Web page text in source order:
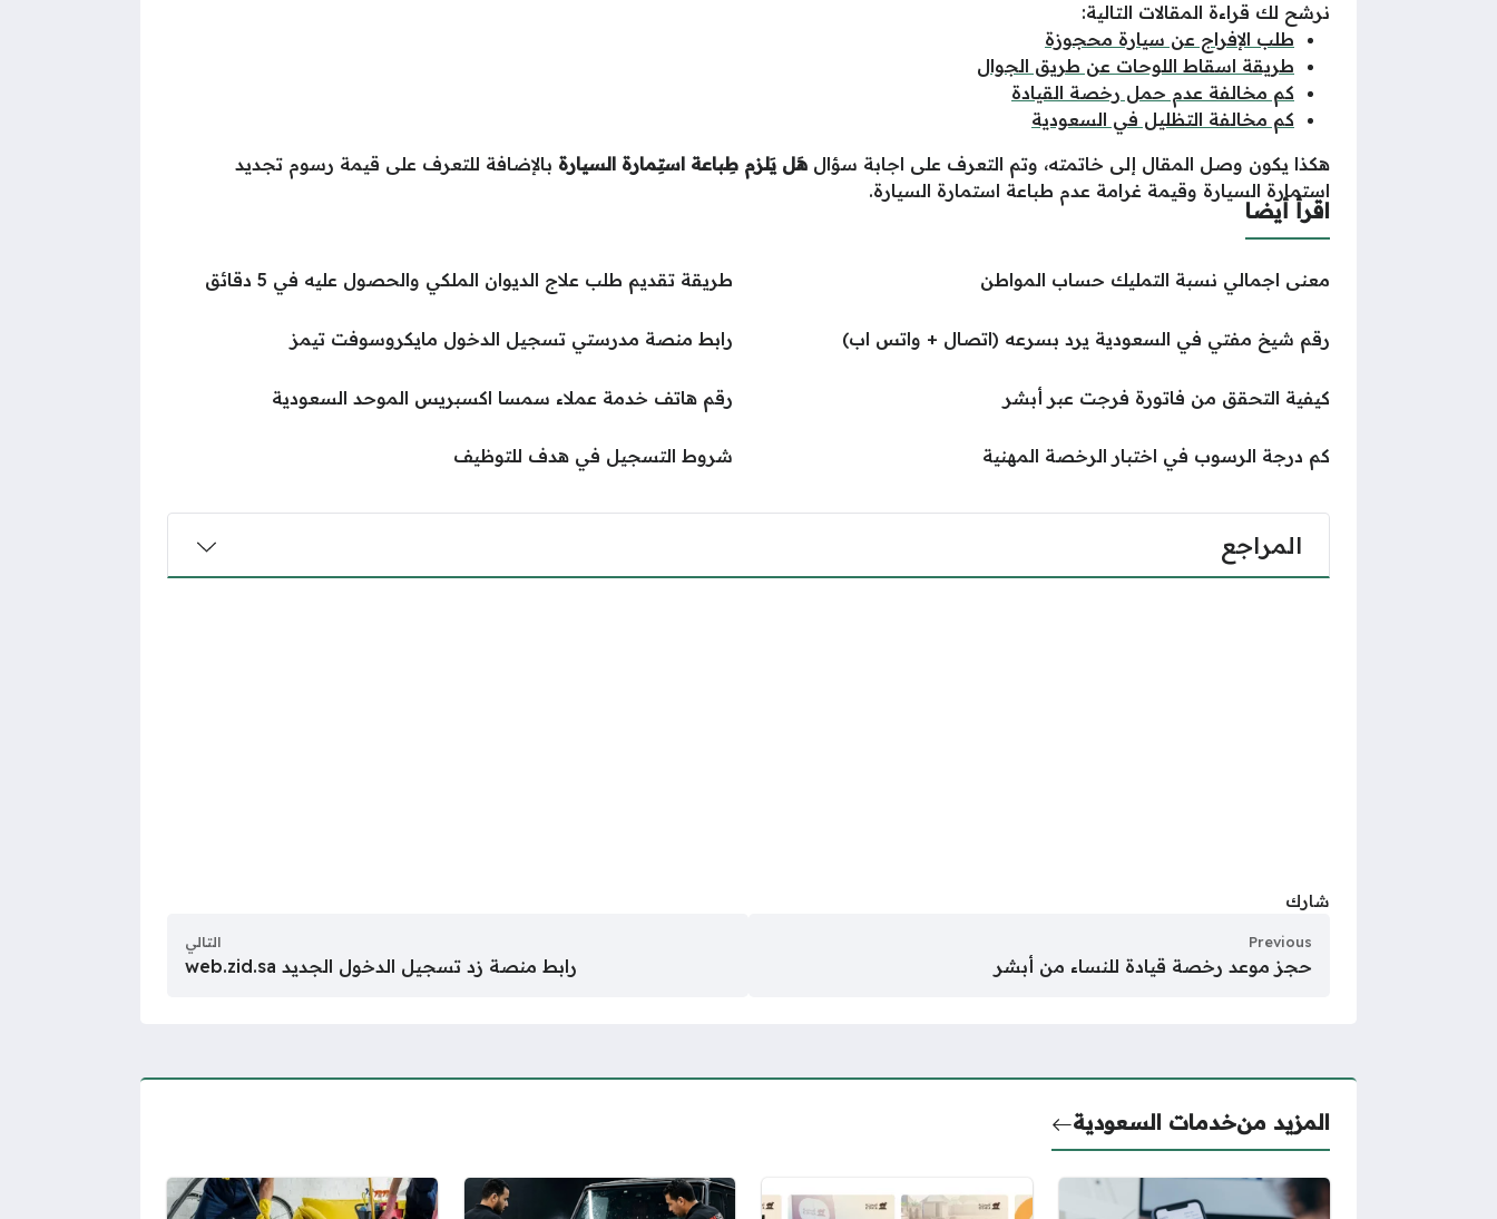
نرشح لك قراءة المقالات التالية:
طلب الإفراج عن سيارة محجوزة
طريقة اسقاط اللوحات عن طريق الجوال
كم مخالفة عدم حمل رخصة القيادة
كم مخالفة التظليل في السعودية
هكذا يكون وصل المقال إلى خاتمته، وتم التعرف على اجابة سؤال هَل يَلزم طِباعة استِمارة السيارة بالإضافة للتعرف على قيمة رسوم تجديد
استمارة السيارة وقيمة غرامة عدم طباعة استمارة السيارة.
اقرأ أيضا
معنى اجمالي نسبة التمليك حساب المواطن طريقة تقديم طلب علاج الديوان الملكي والحصول عليه في 5 دقائق
رقم شيخ مفتي في السعودية يرد بسرعه (اتصال + واتس اب) رابط منصة مدرستي تسجيل الدخول مايكروسوفت تيمز
كيفية التحقق من فاتورة فرجت عبر أبشر رقم هاتف خدمة عملاء سمسا اكسبريس الموحد السعودية
كم درجة الرسوب في اختبار الرخصة المهنية شروط التسجيل في هدف للتوظيف
المراجع
شارك
Previous
حجز موعد رخصة قيادة للنساء من أبشر
التالي
رابط منصة زد تسجيل الدخول الجديد web.zid.sa
المزيد منخدمات السعودية